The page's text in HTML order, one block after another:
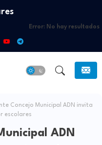
Error: No hay resultados
Concejo Municipal ADN invita
escolares
ADN